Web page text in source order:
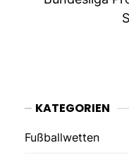
KATEGORIEN
Fußballwetten